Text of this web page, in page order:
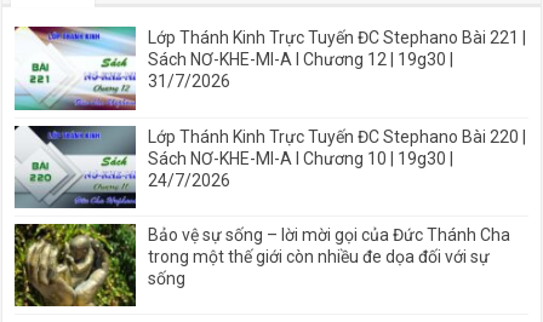
Lớp Thánh Kinh Trực Tuyến ĐC Stephano Bài 221 |
Sách NƠ-KHE-MI-A I Chương 12 | 19g30 |
31/7/2026
Lớp Thánh Kinh Trực Tuyến ĐC Stephano Bài 220 |
Sách NƠ-KHE-MI-A I Chương 10 | 19g30 |
24/7/2026
Bảo vệ sự sống – lời mời gọi của Đức Thánh Cha
trong một thế giới còn nhiều đe dọa đối với sự
sống